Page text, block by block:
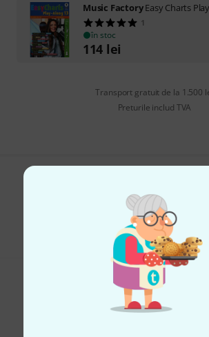
Music FactoryEasy Charts
1
în stoc
114 lei
Transport gratuit de la 1.500
Preturile includ TVA
Ajutor și